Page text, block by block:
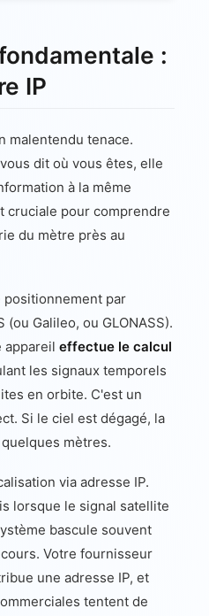
:
IP
malentendu tenace.
dit où vous êtes, elle
à la même
cruciale pour comprendre
du mètre près au
positionnement par
Galileo, ou GLONASS).
appareil effectue le calcul
les signaux temporels
en orbite. C'est un
Si le ciel est dégagé, la
mètres.
via adresse IP.
lorsque le signal satellite
bascule souvent
Votre fournisseur
une adresse IP, et
tentent de